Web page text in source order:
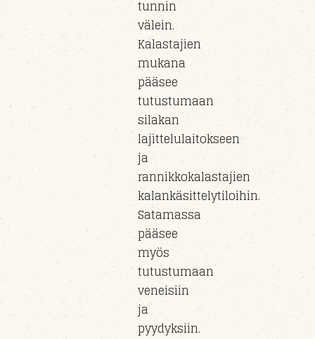
tunnin
välein.
Kalastajien
mukana
pääsee
tutustumaan
silakan
lajittelulaitokseen
ja
rannikkokalastajien
kalankäsittelytiloihin.
Satamassa
pääsee
myös
tutustumaan
veneisiin
ja
pyydyksiin.